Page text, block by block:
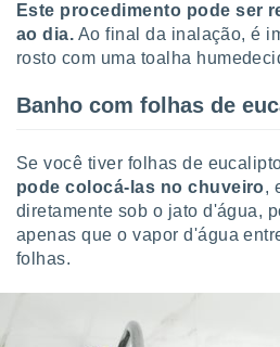
Este procedimento pode ser
ao dia. Ao final da inalação, é
rosto com uma toalha
Banho com folhas de
Se você tiver folhas de
pode colocá-las no chuveiro,
diretamente sob o jato d'água,
apenas que o vapor d'água
folhas.